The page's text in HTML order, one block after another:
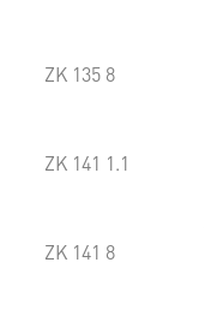
ZK 135 8
ZK 141 1.1
ZK 141 8